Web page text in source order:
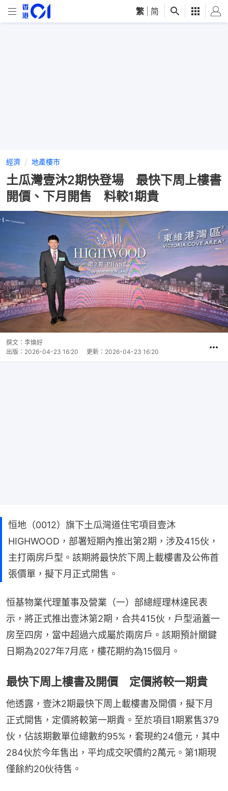
繁 简
經濟 地產樓市
土瓜灣壹沐2期快登場 最快下周上樓書
開價、下月開售 料較1期貴
撰文： 李煥好
出版： 2026-04-23 16:20 更新： 2026-04-23 16:20
恒地（0012）旗下土瓜灣道住宅項目壹沐
HIGHWOOD，部署短期內推出第2期，涉及415伙，
主打兩房戶型。該期將最快於下周上載樓書及公佈首
張價單，擬下月正式開售。
恒基物業代理董事及營業（一）部總經理林達民表
示，將正式推出壹沐第2期，合共415伙，戶型涵蓋一
房至四房，當中超過六成屬於兩房戶。該期預計關鍵
日期為2027年7月底，樓花期約為15個月。
最快下周上樓書及開價 定價將較一期貴
他透露，壹沐2期最快下周上載樓書及開價，擬下月
正式開售，定價將較第一期貴。至於項目1期累售379
伙，佔該期數單位總數約95%，套現約24億元，其中
284伙於今年售出，平均成交呎價約2萬元。第1期現
僅餘約20伙待售。